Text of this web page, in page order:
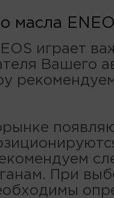
масла
играет
Вашего
При